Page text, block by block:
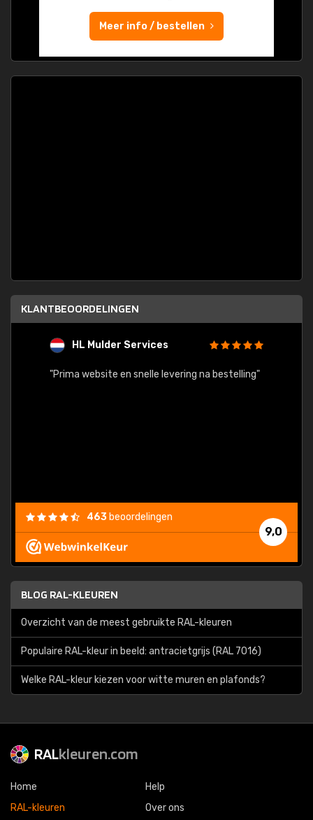
Meer info / bestellen
KLANTBEOORDELINGEN
HL Mulder Services
"Prima website en snelle levering na bestelling"
9,0
463 beoordelingen
BLOG RAL-KLEUREN
Overzicht van de meest gebruikte RAL-kleuren
Populaire RAL-kleur in beeld: antracietgrijs (RAL 7016)
Welke RAL-kleur kiezen voor witte muren en plafonds?
RALkleuren.com
Home
RAL-kleuren
Help
Over ons